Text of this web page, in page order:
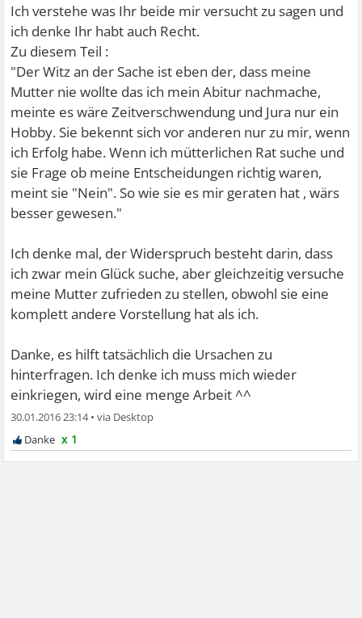
Ich verstehe was Ihr beide mir versucht zu sagen und
ich denke Ihr habt auch Recht.
Zu diesem Teil :
"Der Witz an der Sache ist eben der, dass meine
Mutter nie wollte das ich mein Abitur nachmache,
meinte es wäre Zeitverschwendung und Jura nur ein
Hobby. Sie bekennt sich vor anderen nur zu mir, wenn
ich Erfolg habe. Wenn ich mütterlichen Rat suche und
sie Frage ob meine Entscheidungen richtig waren,
meint sie "Nein". So wie sie es mir geraten hat , wärs
besser gewesen."
Ich denke mal, der Widerspruch besteht darin, dass
ich zwar mein Glück suche, aber gleichzeitig versuche
meine Mutter zufrieden zu stellen, obwohl sie eine
komplett andere Vorstellung hat als ich.
Danke, es hilft tatsächlich die Ursachen zu
hinterfragen. Ich denke ich muss mich wieder
einkriegen, wird eine menge Arbeit ^^
30.01.2016 23:14•
x 1